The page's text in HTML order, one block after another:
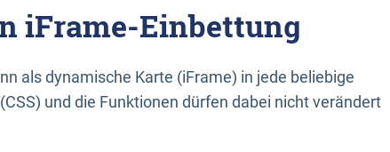
iFrame-Einbettung
als dynamische Karte (iFrame) in jede beliebige
und die Funktionen dürfen dabei nicht verändert